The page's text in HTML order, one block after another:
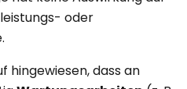
oder
hingewiesen, dass an